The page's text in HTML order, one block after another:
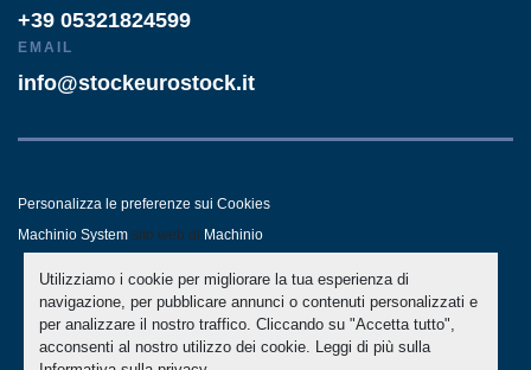
Utilizziamo i cookie per migliorare la tua esperienza di
navigazione, per pubblicare annunci o contenuti personalizzati e
per analizzare il nostro traffico. Cliccando su "Accetta tutto",
acconsenti al nostro utilizzo dei cookie. Leggi di più sulla
+39 05321824599
EMAIL
info@stockeurostock.it
Personalizza le preferenze sui Cookies
Machinio System sito web di Machinio
- LINKEDIN - WHATSAPP